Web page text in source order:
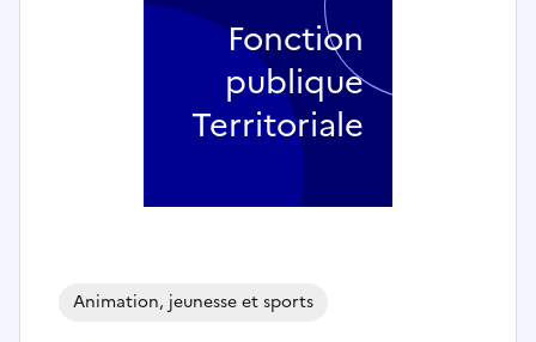
Animation, jeunesse et sports
Fonction
publique
Territoriale